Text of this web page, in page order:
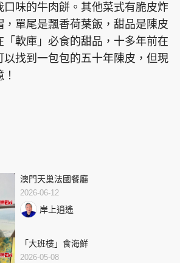
口味的牛肉餅。其他菜式有脆皮炸
，單尾是飄香荷葉飯，甜品是陳皮
「軟庫」必食的甜品，十多年前在
以找到一包包的五十年陳皮，但現
澳門天巢法國餐廳
2026-06-12
岸上逍遙
「大班樓」食海鮮
2026-05-08